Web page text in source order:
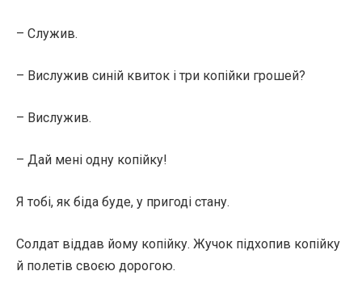
– Служив.
– Вислужив синій квиток і три копійки грошей?
– Вислужив.
– Дай мені одну копійку!
Я тобі, як біда буде, у пригоді стану.
Солдат віддав йому копійку. Жучок підхопив копійку
й полетів своєю дорогою.